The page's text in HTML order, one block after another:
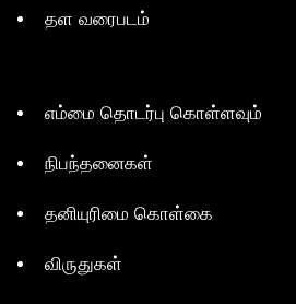
தள வரைபடம்
எம்மை தொடர்பு கொள்ளவும்
நிபந்தனைகள்
தனியுரிமை கொள்கை
விருதுகள்